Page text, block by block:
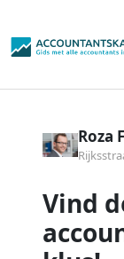
Roza
Vind